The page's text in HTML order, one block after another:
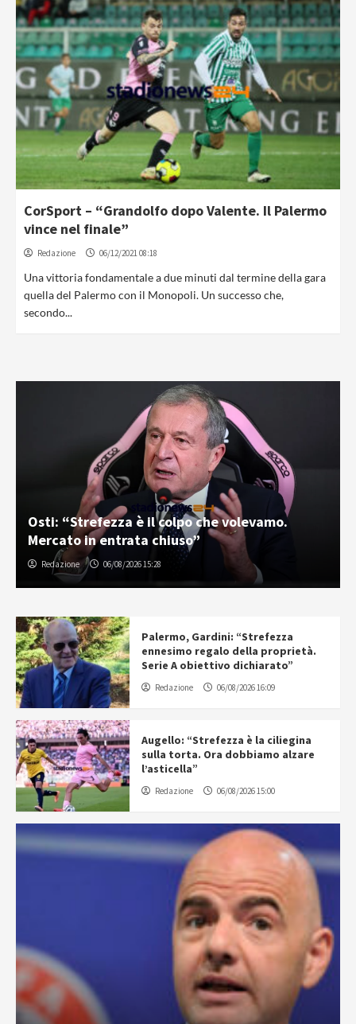
CorSport – “Grandolfo dopo Valente. Il Palermo
vince nel finale”
Redazione 06/12/2021 08:18
Una vittoria fondamentale a due minuti dal termine della gara
quella del Palermo con il Monopoli. Un successo che,
secondo...
Osti: “Strefezza è il colpo che volevamo.
Mercato in entrata chiuso”
Redazione 06/08/2026 15:28
Palermo, Gardini: “Strefezza
ennesimo regalo della proprietà.
Serie A obiettivo dichiarato”
Redazione 06/08/2026 16:09
Augello: “Strefezza è la ciliegina
sulla torta. Ora dobbiamo alzare
l’asticella”
Redazione 06/08/2026 15:00